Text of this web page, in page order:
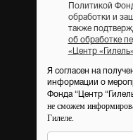
Политикой
обработки и
также
об обработке
«Центр «Гилель»
Я согласен на
информации о
Фонда “Центр
не сможем
Гилеле.